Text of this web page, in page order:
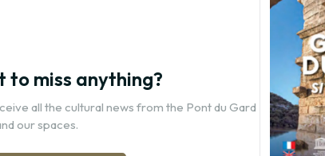
to miss anything?
all the cultural news from the Pont du Gard
our spaces.